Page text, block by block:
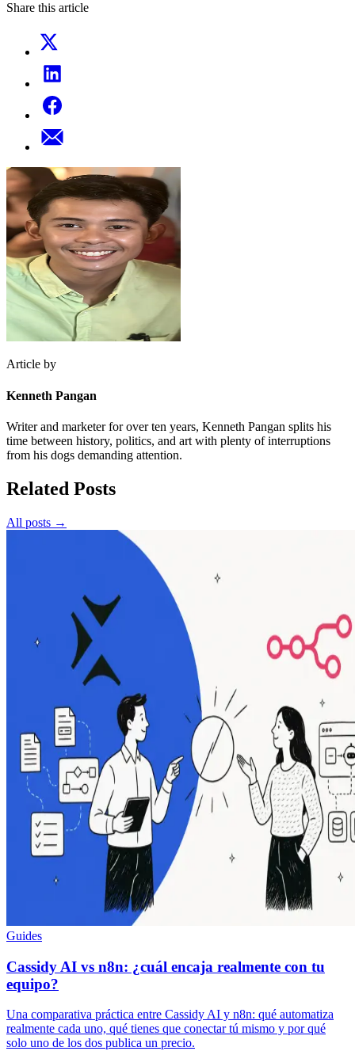
Share this article
Article by
Kenneth Pangan
Writer and marketer for over ten years, Kenneth Pangan splits his
time between history, politics, and art with plenty of interruptions
from his dogs demanding attention.
Related Posts
All posts →
Guides
Cassidy AI vs n8n: ¿cuál encaja realmente con tu
equipo?
Una comparativa práctica entre Cassidy AI y n8n: qué automatiza
realmente cada uno, qué tienes que conectar tú mismo y por qué
solo uno de los dos publica un precio.